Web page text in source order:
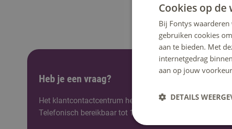
Heb je een vraag?
Het klantcontactcentrum helpt je graag verder.
Telefonisch bereikbaar tot 12:30u.
Cookies op de
Bij Fontys
gebruiken cookies
aan te bieden. Met
internetgedrag
aan op jouw
DETAILS